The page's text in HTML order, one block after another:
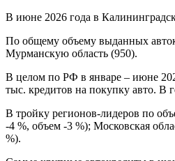
В июне 2026 года в
По общему объему выданных
Мурманскую область (950).
В целом по РФ в январе – июне
тыс. кредитов на покупку авто. В
В тройку регионов-лидеров по
-4 %, объем -3 %); Московская
%).